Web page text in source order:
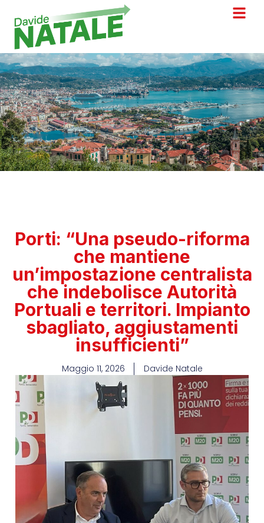
Porti: “Una pseudo-riforma
che mantiene
un’impostazione centralista
che indebolisce Autorità
Portuali e territori. Impianto
sbagliato, aggiustamenti
insufficienti”
Maggio 11, 2026 Davide Natale